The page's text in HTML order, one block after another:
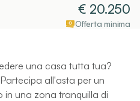
€ 20.250
Offerta minima
una casa tutta tua?
all'asta per un
in una zona tranquilla di